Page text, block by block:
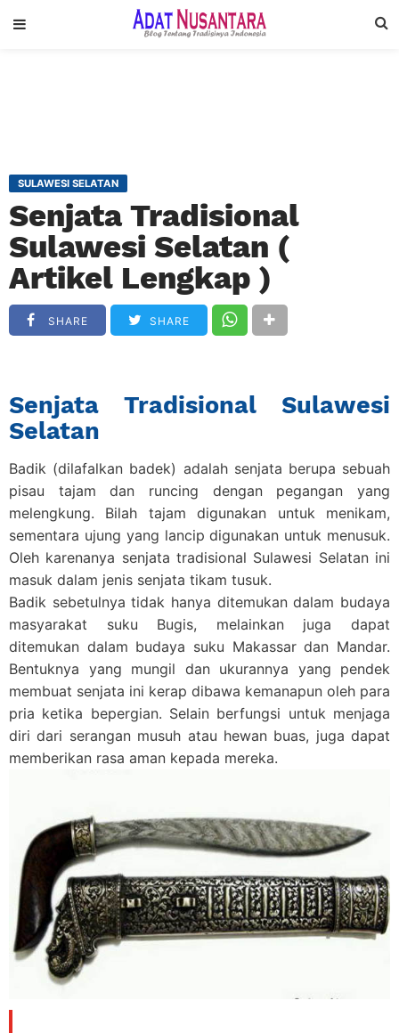
SULAWESI SELATAN
Senjata Tradisional
Sulawesi Selatan (
Artikel Lengkap )
SHARE SHARE
Senjata Tradisional Sulawesi
Selatan
Badik (dilafalkan badek) adalah senjata berupa sebuah
pisau tajam dan runcing dengan pegangan yang
melengkung. Bilah tajam digunakan untuk menikam,
sementara ujung yang lancip digunakan untuk menusuk.
Oleh karenanya senjata tradisional Sulawesi Selatan ini
masuk dalam jenis senjata tikam tusuk.
Badik sebetulnya tidak hanya ditemukan dalam budaya
masyarakat suku Bugis, melainkan juga dapat
ditemukan dalam budaya suku Makassar dan Mandar.
Bentuknya yang mungil dan ukurannya yang pendek
membuat senjata ini kerap dibawa kemanapun oleh para
pria ketika bepergian. Selain berfungsi untuk menjaga
diri dari serangan musuh atau hewan buas, juga dapat
memberikan rasa aman kepada mereka.